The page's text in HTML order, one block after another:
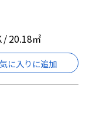
/ 20.18㎡
に入りに追加